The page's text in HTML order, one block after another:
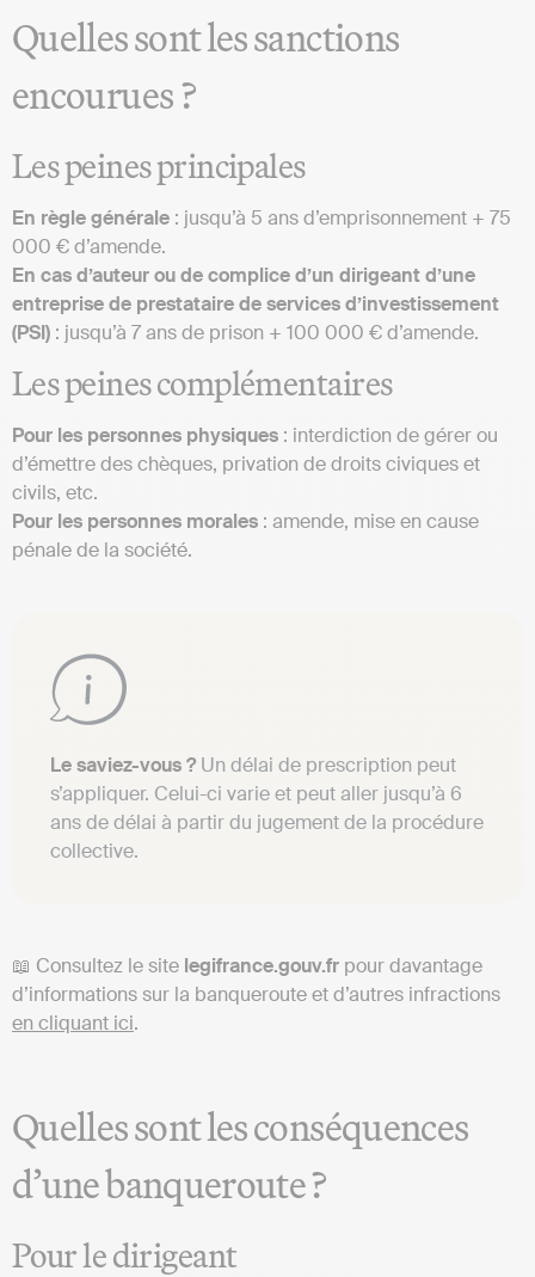
Quelles sont les sanctions
encourues ?
Les peines principales
En règle générale : jusqu’à 5 ans d’emprisonnement + 75
000 € d’amende.
En cas d’auteur ou de complice d’un dirigeant d’une
entreprise de prestataire de services d’investissement
(PSI) : jusqu’à 7 ans de prison + 100 000 € d’amende.
Les peines complémentaires
Pour les personnes physiques : interdiction de gérer ou
d’émettre des chèques, privation de droits civiques et
civils, etc.
Pour les personnes morales : amende, mise en cause
pénale de la société.
Le saviez-vous ? Un délai de prescription peut
s’appliquer. Celui-ci varie et peut aller jusqu’à 6
ans de délai à partir du jugement de la procédure
collective.
📖 Consultez le site legifrance.gouv.fr pour davantage
d’informations sur la banqueroute et d’autres infractions
en cliquant ici.
Quelles sont les conséquences
d’une banqueroute ?
Pour le dirigeant